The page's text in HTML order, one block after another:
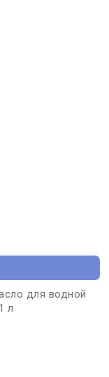
для водной
л